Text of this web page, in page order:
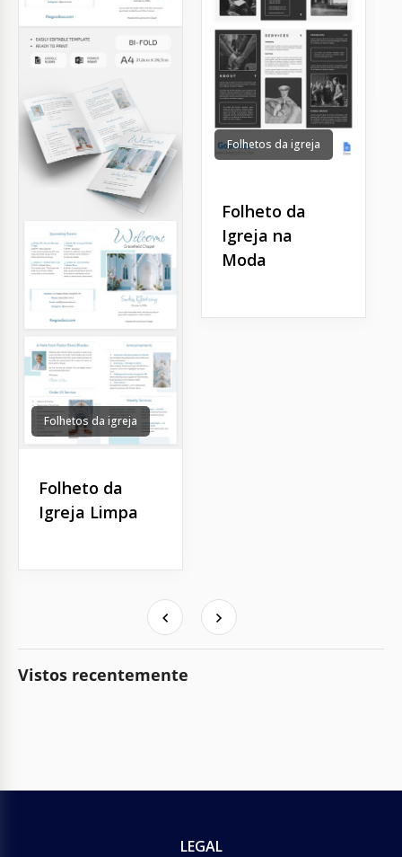
Folhetos da igreja
Folheto da
Igreja Limpa
Folhetos da igreja
Folheto da
Igreja na
Moda
Vistos recentemente
LEGAL